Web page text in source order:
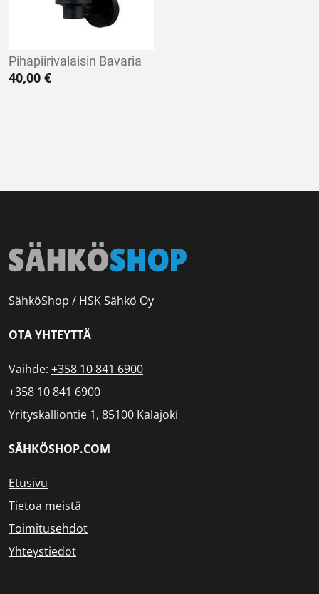
Pihapiirivalaisin Bavaria
40,00 €
SähköShop / HSK Sähkö Oy
OTA YHTEYTTÄ
Vaihde: +358 10 841 6900
+358 10 841 6900
Yrityskalliontie 1, 85100 Kalajoki
SÄHKÖSHOP.COM
Etusivu
Tietoa meistä
Toimitusehdot
Yhteystiedot